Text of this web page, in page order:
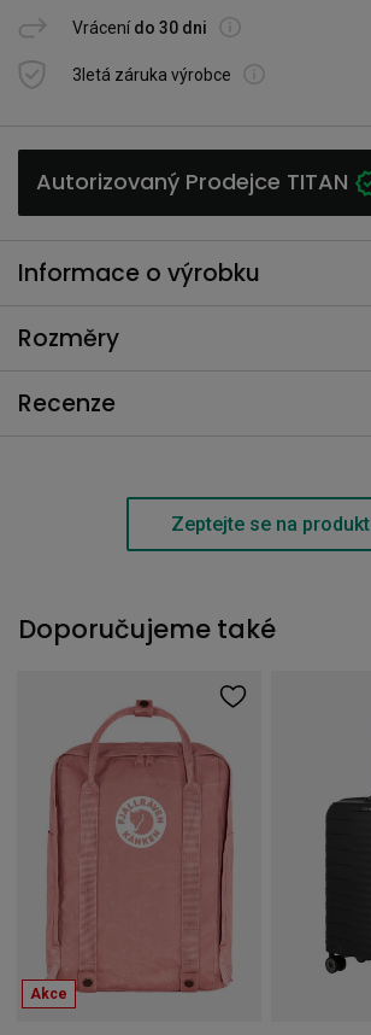
Vrácení do 30 dni
3letá záruka výrobce
Autorizovaný Prodejce TITAN
Informace o výrobku
Rozměry
Recenze
Zeptejte se na produkt
Doporučujeme také
Akce